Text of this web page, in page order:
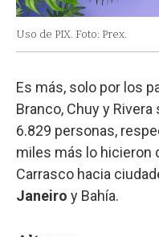
Uso de PIX. Foto: Prex.
Es más, solo por los
Branco, Chuy y
6.829 personas,
miles más lo hicieron
Carrasco hacia
Janeiro y Bahía.